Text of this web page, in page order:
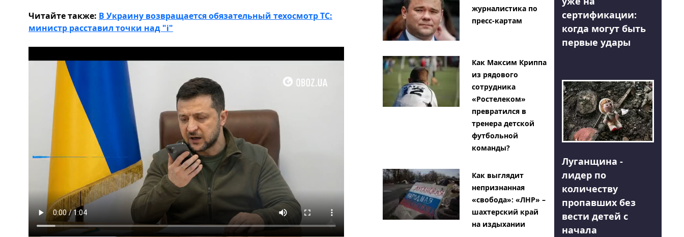
Читайте также: В Украину возвращается обязательный техосмотр ТС:
министр расставил точки над "i"
журналистика по
пресс-картам
Как Максим Криппа
из рядового
сотрудника
«Ростелеком»
превратился в
тренера детской
футбольной
команды?
Как выглядит
непризнанная
«свобода»: «ЛНР» –
шахтерский край
на издыхании
сертификации:
когда могут быть
первые удары
Луганщина -
лидер по
количеству
пропавших без
вести детей с
начала